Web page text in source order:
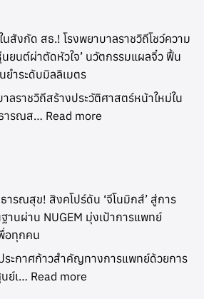
นสังกัด สธ.! โรงพยาบาลราชวิถีโชว์ความ
นยนต์ผ่าตัดหัวใจ’ นวัตกรรมแผลจิ๋ว ฟื้น
ยำระดับมิลลิเมตร
าลราชวิถีสร้างประวัติศาสตร์หน้าใหม่ใน
ารณส… Read more
ารณสุข! สิงคโปร์ดัน ‘จีโนมิกส์’ สู่การ
านผ่าน NUGEM มุ่งเป้าการแพทย์
อทุกคน
ระกาศก้าวสำคัญทางการแพทย์ด้วยการ
ย์เ… Read more